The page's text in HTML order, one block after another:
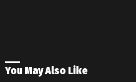
You May Also Like